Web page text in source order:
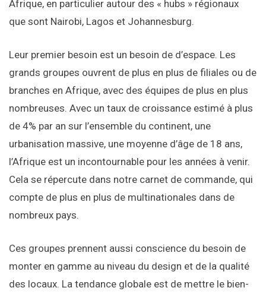
Afrique, en particulier autour des « hubs » régionaux
que sont Nairobi, Lagos et Johannesburg.
Leur premier besoin est un besoin de d’espace. Les
grands groupes ouvrent de plus en plus de filiales ou de
branches en Afrique, avec des équipes de plus en plus
nombreuses. Avec un taux de croissance estimé à plus
de 4% par an sur l’ensemble du continent, une
urbanisation massive, une moyenne d’âge de 18 ans,
l’Afrique est un incontournable pour les années à venir.
Cela se répercute dans notre carnet de commande, qui
compte de plus en plus de multinationales dans de
nombreux pays.
Ces groupes prennent aussi conscience du besoin de
monter en gamme au niveau du design et de la qualité
des locaux. La tendance globale est de mettre le bien-